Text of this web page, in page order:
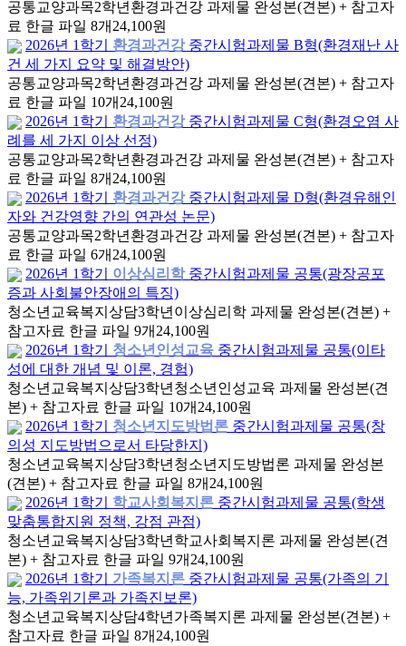
공통교양과목2학년 환경과건강 과제물 완성본(견본) + 참고자
료 한글 파일 8개 24,100원
2026년 1학기
환경과건강 중간시험과제물 B형(환경재난 사
건 세 가지 요약 및 해결방안)
공통교양과목2학년 환경과건강 과제물 완성본(견본) + 참고자
료 한글 파일 10개 24,100원
2026년 1학기
환경과건강 중간시험과제물 C형(환경오염 사
례를 세 가지 이상 선정)
공통교양과목2학년 환경과건강 과제물 완성본(견본) + 참고자
료 한글 파일 8개 24,100원
2026년 1학기
환경과건강 중간시험과제물 D형(환경유해인
자와 건강영향 간의 연관성 논문)
공통교양과목2학년 환경과건강 과제물 완성본(견본) + 참고자
료 한글 파일 6개 24,100원
2026년 1학기
이상심리학 중간시험과제물 공통(광장공포
증과 사회불안장애의 특징)
청소년교육복지상담3학년 이상심리학 과제물 완성본(견본) +
참고자료 한글 파일 9개 24,100원
2026년 1학기
청소년인성교육 중간시험과제물 공통(이타
성에 대한 개념 및 이론, 경험)
청소년교육복지상담3학년 청소년인성교육 과제물 완성본(견
본) + 참고자료 한글 파일 10개 24,100원
2026년 1학기
청소년지도방법론 중간시험과제물 공통(창
의성 지도방법으로서 타당한지)
청소년교육복지상담3학년 청소년지도방법론 과제물 완성본
(견본) + 참고자료 한글 파일 8개 24,100원
2026년 1학기
학교사회복지론 중간시험과제물 공통(학생
맞춤통합지원 정책, 강점 관점)
청소년교육복지상담3학년 학교사회복지론 과제물 완성본(견
본) + 참고자료 한글 파일 9개 24,100원
2026년 1학기
가족복지론 중간시험과제물 공통(가족의 기
능, 가족위기론과 가족진보론)
청소년교육복지상담4학년 가족복지론 과제물 완성본(견본) +
참고자료 한글 파일 8개 24,100원